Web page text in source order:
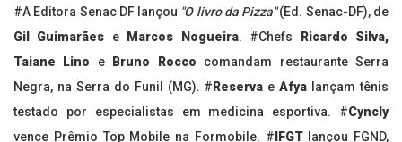
#A Editora Senac DF lançou "O livro da Pizza"(Ed. Senac-DF), de
Gil Guimarães eMarcos Nogueira. #Chefs
Ricardo Silva,
Taiane Lino eBruno Rocco comandam restaurante Serra
Negra, na Serra do Funil (MG). # Reserva e Afya lançam tênis
testado por especialistas em medicina esportiva. #Cyncly
vence Prêmio Top Mobile na Formobile. # IFGTlançou FGND,